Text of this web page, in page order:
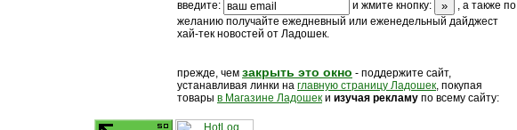
введите:
и жмите кнопку:
, а также по
желанию получайте ежедневный или еженедельный дайджест
хай-тек новостей от Ладошек.
прежде, чем закрыть это окно - поддержите сайт,
устанавливая линки на главную страницу Ладошек, покупая
товары в Магазине Ладошек и изучая рекламу по всему сайту: